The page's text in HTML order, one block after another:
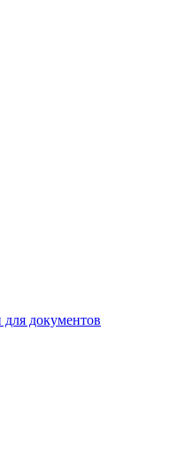
документов